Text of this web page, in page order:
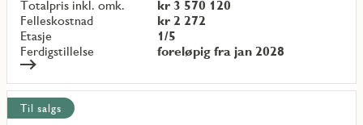
Totalpris inkl. omk.
kr 3 570 120
Felleskostnad
kr 2 272
Etasje
1/5
Ferdigstillelse
foreløpig fra jan 2028
Til salgs